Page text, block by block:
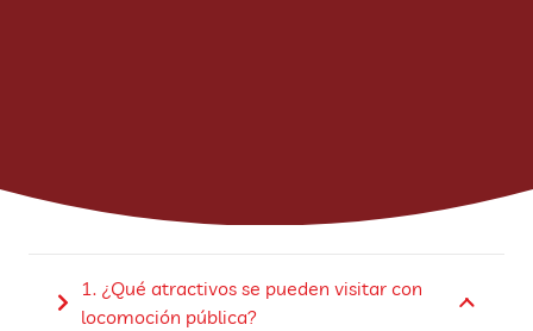
1. ¿Qué atractivos se pueden visitar con
locomoción pública?